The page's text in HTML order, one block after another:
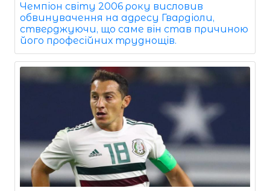
Чемпіон світу 2006 року висловив
обвинувачення на адресу Гвардіоли,
стверджуючи, що саме він став причиною
його професійних труднощів.